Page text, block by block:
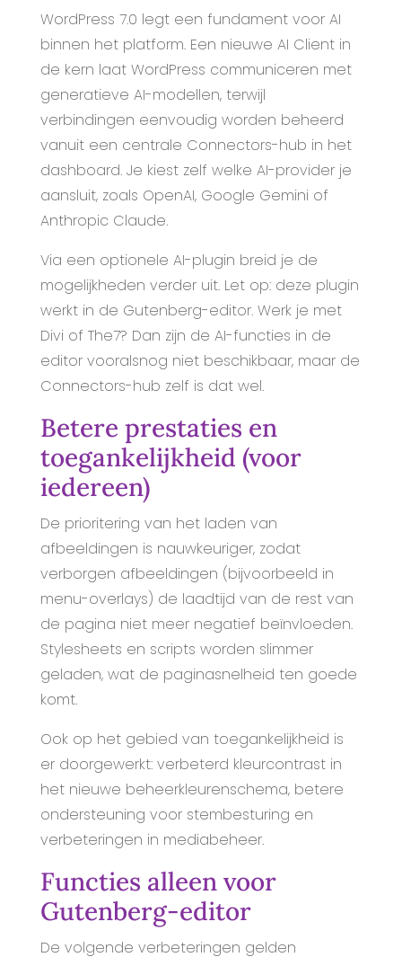
WordPress 7.0 legt een fundament voor AI
binnen het platform. Een nieuwe AI Client in
de kern laat WordPress communiceren met
generatieve AI-modellen, terwijl
verbindingen eenvoudig worden beheerd
vanuit een centrale Connectors-hub in het
dashboard. Je kiest zelf welke AI-provider je
aansluit, zoals OpenAI, Google Gemini of
Anthropic Claude.
Via een optionele AI-plugin breid je de
mogelijkheden verder uit. Let op: deze plugin
werkt in de Gutenberg-editor. Werk je met
Divi of The7? Dan zijn de AI-functies in de
editor vooralsnog niet beschikbaar, maar de
Connectors-hub zelf is dat wel.
Betere prestaties en
toegankelijkheid (voor
iedereen)
De prioritering van het laden van
afbeeldingen is nauwkeuriger, zodat
verborgen afbeeldingen (bijvoorbeeld in
menu-overlays) de laadtijd van de rest van
de pagina niet meer negatief beïnvloeden.
Stylesheets en scripts worden slimmer
geladen, wat de paginasnelheid ten goede
komt.
Ook op het gebied van toegankelijkheid is
er doorgewerkt: verbeterd kleurcontrast in
het nieuwe beheerkleurenschema, betere
ondersteuning voor stembesturing en
verbeteringen in mediabeheer.
Functies alleen voor
Gutenberg-editor
De volgende verbeteringen gelden